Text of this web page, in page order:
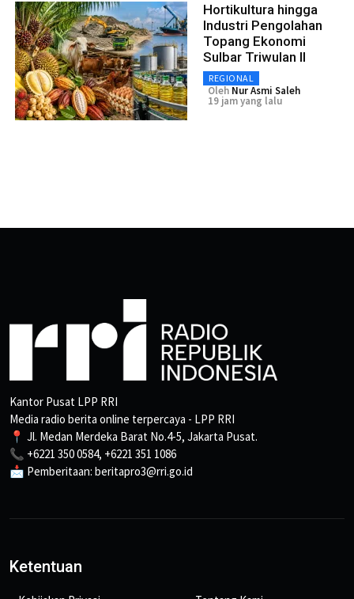
Hortikultura hingga
Industri Pengolahan
Topang Ekonomi
Sulbar Triwulan II
REGIONAL
Oleh Nur Asmi Saleh
19 jam yang lalu
Kantor Pusat LPP RRI
Media radio berita online terpercaya - LPP RRI
📍 Jl. Medan Merdeka Barat No.4-5, Jakarta Pusat.
📞 +6221 350 0584, +6221 351 1086
📩 Pemberitaan: beritapro3@rri.go.id
Ketentuan